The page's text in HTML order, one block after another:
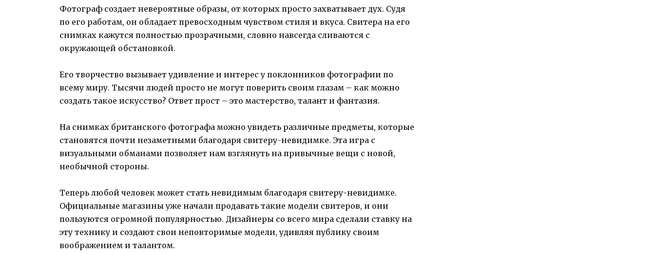
Фотограф создает невероятные образы, от которых просто захватывает дух. Судя
по его работам, он обладает превосходным чувством стиля и вкуса. Свитера на его
снимках кажутся полностью прозрачными, словно навсегда сливаются с
окружающей обстановкой.
Его творчество вызывает удивление и интерес у поклонников фотографии по
всему миру. Тысячи людей просто не могут поверить своим глазам – как можно
создать такое искусство? Ответ прост – это мастерство, талант и фантазия.
На снимках британского фотографа можно увидеть различные предметы, которые
становятся почти незаметными благодаря свитеру-невидимке. Эта игра с
визуальными обманами позволяет нам взглянуть на привычные вещи с новой,
необычной стороны.
Теперь любой человек может стать невидимым благодаря свитеру-невидимке.
Официальные магазины уже начали продавать такие модели свитеров, и они
пользуются огромной популярностью. Дизайнеры со всего мира сделали ставку на
эту технику и создают свои неповторимые модели, удивляя публику своим
воображением и талантом.